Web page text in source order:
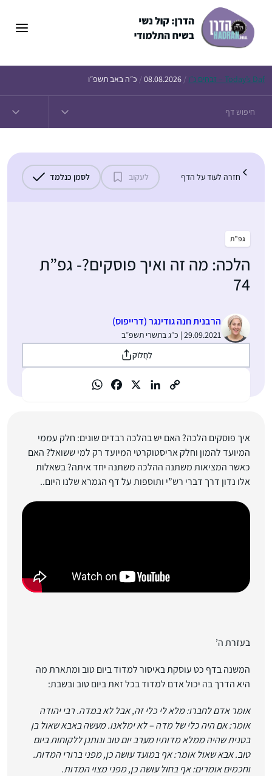
Today’s Daf – זבחים נ״ו /
08.08.2026
/ כ״ה באב תשפ״ו
חזרה לעוד על הדף לעקוב לסמן כנלמד
גפ”ת
הלכה: מה זה ואיך פוסקים?- גפ”ת
74
הרבנית חנה גודינגר (דרייפוס)
29.09.2021 | כ״ג בתשרי תשפ״ב
לַחֲלוֹק
איך פוסקים הלכה? האם יש בהלכה רבדים שונים: חלק עממי
המיועד להמון וחלק אריסטוקרטי המיועד רק למי ששואל? האם
כאשר המציאות משתנה ההלכה משתנה יחד איתה? בשאלות
אלו נדון דרך דברי רש”י ותוספות על דף הגמרא שלנו היום..
בעזרת ה’
המשנה בדף כט עוסקת באיסור למדוד ביום טוב ומתארת מה
היא הדרך בה יכול אדם למדוד בכל זאת ביום טוב ובשבת:
אומר אדם לחברו: מלא לי כלי זה, אבל לא במדה. רבי יהודה
אומר: אם היה כלי של מדה – לא ימלאנו. מעשה באבא שאול בן
בטנית שהיה ממלא מדותיו מערב יום טוב ונותנן ללקוחות ביום
טוב. אבא שאול אומר: אף במועד עושה כן, מפני ברורי המדות.
וחכמים אומרים: אף בחול עושה כן, מפני מצוי המדות.